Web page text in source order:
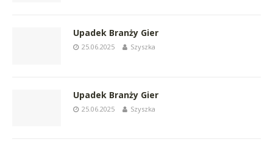
Upadek Branży Gier
25.06.2025 Szyszka
Upadek Branży Gier
25.06.2025 Szyszka